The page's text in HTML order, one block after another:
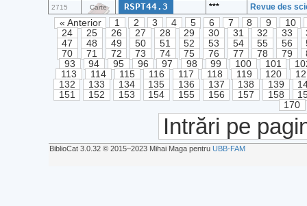
2715 Carte RSPT44.3 *** Revue des
« Anterior 1 2 3 4 5 6 7 8 9
10
24
25 26 27 28 29 30 31 32 33
47
48 49 50 51 52 53 54 55 56
70
71 72 73 74 75 76 77 78 79
93
94 95 96 97 98 99 100 101
113
114 115 116 117 118 119 120
132
133 134 135 136 137 138 139
151
152 153 154 155 156 157 158
170
Intrări pe
BiblioCat 3.0.32 © 2015‒2023 Mihai Maga pentru UBB-FAM